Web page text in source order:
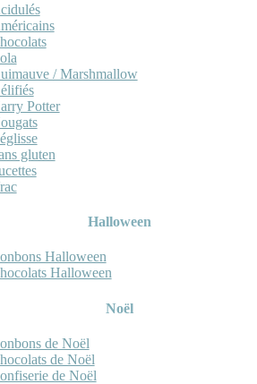
/ Marshmallow
Potter
gluten
Halloween
Halloween
Halloween
Noël
de Noël
de Noël
de Noël